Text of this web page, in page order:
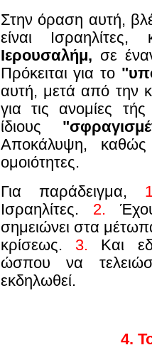
Στην όραση αυτή,
είναι
Ιερουσαλήμ, σε
Πρόκειται για το
αυτή, μετά από την
για τις ανομίες
ίδιους
Αποκάλυψη, καθώς
ομοιότητες.
Για παράδειγμα,
Ισραηλίτες. 2.
σημειώνει στα
κρίσεως. 3. Και
ώσπου να
εκδηλωθεί.
4.